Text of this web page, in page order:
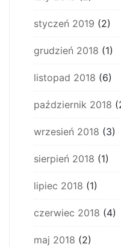
styczeń 2019 (2)
grudzień 2018 (1)
listopad 2018 (6)
październik 2018
wrzesień 2018 (3)
sierpień 2018 (1)
lipiec 2018 (1)
czerwiec 2018 (4)
maj 2018 (2)